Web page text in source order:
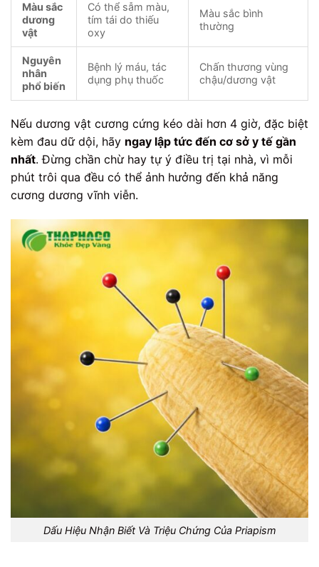
Màu sắc
dương
vật
Có thể sẫm màu,
tím tái do thiếu
oxy
Màu sắc bình
thường
Nguyên
nhân
phổ biến
Bệnh lý máu, tác
dụng phụ thuốc
Chấn thương vùng
chậu/dương vật
Nếu dương vật cương cứng kéo dài hơn 4 giờ, đặc biệt
kèm đau dữ dội, hãy ngay lập tức đến cơ sở y tế gần
nhất. Đừng chần chừ hay tự ý điều trị tại nhà, vì mỗi
phút trôi qua đều có thể ảnh hưởng đến khả năng
cương dương vĩnh viễn.
Dấu Hiệu Nhận Biết Và Triệu Chứng Của Priapism